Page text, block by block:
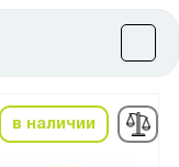
в наличии